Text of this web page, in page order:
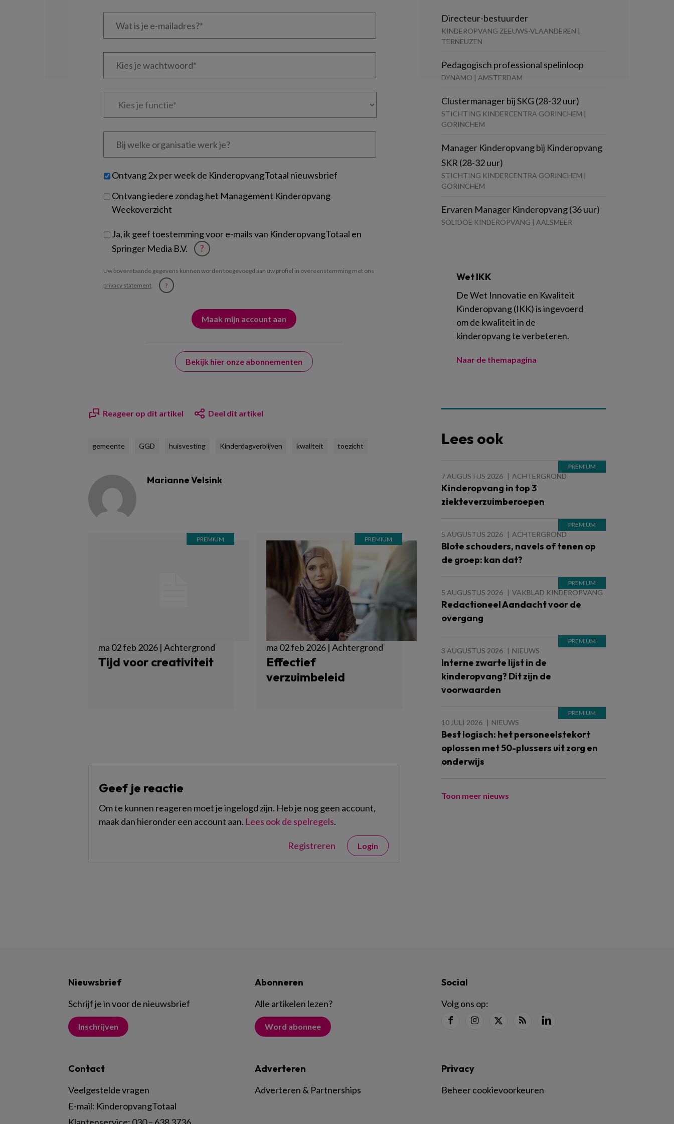
Wat
Kies
Kies
Bij
welke
je?
Untitled
Ontvang 2x per week de KinderopvangTotaal nieuwsbrief
Ontvang iedere zondag het Management Kinderopvang
Weekoverzicht
Ja, ik geef toestemming voor e-mails van KinderopvangTotaal en
Springer Media B.V.
?
Uw bovenstaande gegevens kunnen worden toegevoegd aan uw profiel in overeenstemming met ons
privacy statement. ?
Bekijk hier onze abonnementen
Reageer op dit artikel Deel dit artikel
gemeente GGD huisvesting Kinderdagverblijven kwaliteit toezicht
Marianne Velsink
ma 02 feb 2026 | Achtergrond
Tijd voor creativiteit
ma 02 feb 2026 | Achtergrond
Effectief
verzuimbeleid
Geef je reactie
Om te kunnen reageren moet je ingelogd zijn. Heb je nog geen account,
maak dan hieronder een account aan. Lees ook de spelregels.
Registreren Login
Directeur-bestuurder
KINDEROPVANG ZEEUWS-VLAANDEREN |
TERNEUZEN
Pedagogisch professional spelinloop
DYNAMO | AMSTERDAM
Clustermanager bij SKG (28-32 uur)
STICHTING KINDERCENTRA GORINCHEM |
GORINCHEM
Manager Kinderopvang bij Kinderopvang
SKR (28-32 uur)
STICHTING KINDERCENTRA GORINCHEM |
GORINCHEM
Ervaren Manager Kinderopvang (36 uur)
SOLIDOE KINDEROPVANG | AALSMEER
Wet IKK
De Wet Innovatie en Kwaliteit
Kinderopvang (IKK) is ingevoerd
om de kwaliteit in de
kinderopvang te verbeteren.
Naar de themapagina
Lees ook
7 AUGUSTUS 2026 ACHTERGROND
Kinderopvang in top 3
ziekteverzuimberoepen
5 AUGUSTUS 2026 ACHTERGROND
Blote schouders, navels of tenen op
de groep: kan dat?
5 AUGUSTUS 2026 VAKBLAD KINDEROPVANG
Redactioneel Aandacht voor de
overgang
3 AUGUSTUS 2026 NIEUWS
Interne zwarte lijst in de
kinderopvang? Dit zijn de
voorwaarden
10 JULI 2026 NIEUWS
Best logisch: het personeelstekort
oplossen met 50-plussers uit zorg en
onderwijs
Toon meer nieuws
Nieuwsbrief
Schrijf je in voor de nieuwsbrief
Inschrijven
Abonneren
Alle artikelen lezen?
Word abonnee
Social
Volg ons op:
Contact
Veelgestelde vragen
E-mail: KinderopvangTotaal
Adverteren
Adverteren & Partnerships
Privacy
Beheer cookievoorkeuren